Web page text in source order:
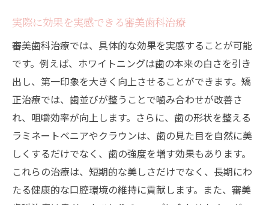
実際に効果を実感できる審美歯科治療
審美歯科治療では、具体的な効果を実感することが可能
です。例えば、ホワイトニングは歯の本来の白さを引き
出し、第一印象を大きく向上させることができます。矯
正治療では、歯並びが整うことで噛み合わせが改善さ
れ、咀嚼効率が向上します。さらに、歯の形状を整える
ラミネートベニアやクラウンは、歯の見た目を自然に美
しくするだけでなく、歯の強度を増す効果もあります。
これらの治療は、短期的な美しさだけでなく、長期にわ
たる健康的な口腔環境の維持に貢献します。また、審美